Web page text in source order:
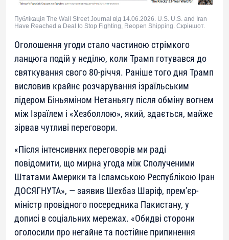
Публікація The Wall Street Journal від 14.06.2026. U.S. U.S. and Iran
Have Reached a Deal to Stop Fighting, Reopen Shipping. Скріншот.
Оголошення угоди стало частиною стрімкого
ланцюга подій у неділю, коли Трамп готувався до
святкування свого 80-річчя. Раніше того дня Трамп
висловив крайнє розчарування ізраїльським
лідером Біньяміном Нетаньягу після обміну вогнем
між Ізраїлем і «Хезболлою», який, здається, майже
зірвав чутливі переговори.
«Після інтенсивних переговорів ми раді
повідомити, що мирна угода між Сполученими
Штатами Америки та Ісламською Республікою Іран
ДОСЯГНУТА», — заявив Шехбаз Шаріф, прем’єр-
міністр провідного посередника Пакистану, у
дописі в соціальних мережах. «Обидві сторони
оголосили про негайне та постійне припинення